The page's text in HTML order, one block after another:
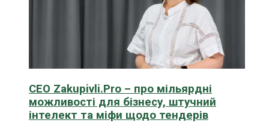
CEO Zakupivli.Pro – про мільярдні
можливості для бізнесу, штучний
інтелект та міфи щодо тендерів